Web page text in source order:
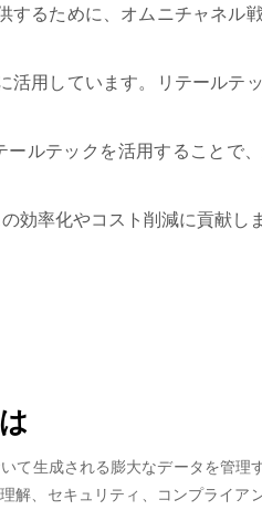
るために、オムニチャネル
活用しています。リテールテ
ルテックを活用することで
効率化やコスト削減に貢献しま
て生成される膨大なデータを管理
解、セキュリティ、コンプライア